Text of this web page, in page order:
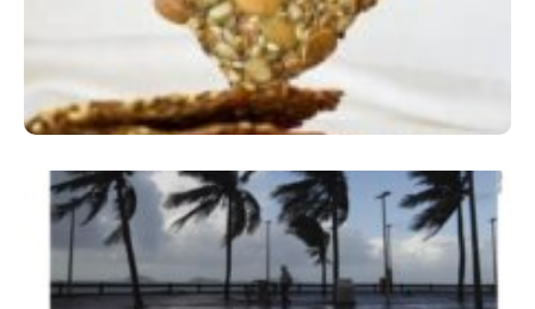
Ano X – Número 366 01 A 07 De Agosto De
2026